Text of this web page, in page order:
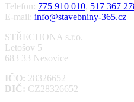
Telefon: 775 910 010, 517 367
E-mail: info@stavebniny-365.cz
STŘECHONA s.r.o.
Letošov 5
683 33 Nesovice
IČO: 28326652
DIČ: CZ28326652